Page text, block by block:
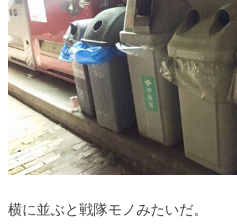
横に並ぶと戦隊モノみたいだ。